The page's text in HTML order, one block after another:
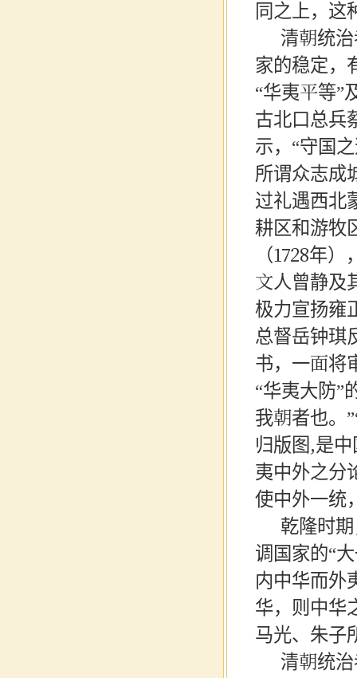
同之上，这
清朝统
家的稳定，
“华夷平等”
古北口总兵
示，“守国
所谓众志成
过礼遇西北
耕区和游牧
（1728年
文人曾静及
极力宣扬雍
总督岳钟琪
书，一面将
“华夷大防”
我朝者也。
归版图,是
夷中外之分
使中外一统
乾隆时
调国家的“
内中华而外
华，则中华
马光、朱子
清朝统